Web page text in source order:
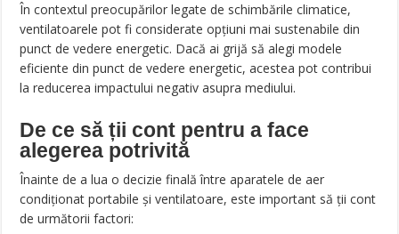
În contextul preocupărilor legate de schimbările climatice,
ventilatoarele pot fi considerate opțiuni mai sustenabile din
punct de vedere energetic. Dacă ai grijă să alegi modele
eficiente din punct de vedere energetic, acestea pot contribui
la reducerea impactului negativ asupra mediului.
De ce să ții cont pentru a face
alegerea potrivită
Înainte de a lua o decizie finală între aparatele de aer
condiționat portabile și ventilatoare, este important să ții cont
de următorii factori: